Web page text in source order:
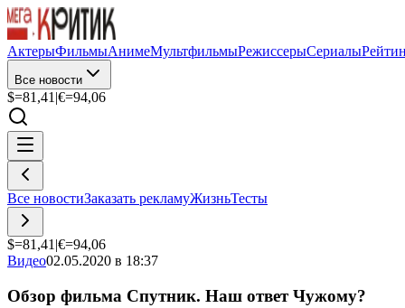
АктерыФильмыАнимеМультфильмыРежиссерыСериалы
Все новости
$=81,41 |€=94,06
Все новостиЗаказать рекламуЖизньТесты
$=81,41 |€=94,06
Видео02.05.2020 в 18:37
Обзор фильма Спутник. Наш ответ Чужому?